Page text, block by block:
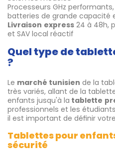
Processeurs GHz
batteries de grande capacité
Livraison express 24 à 48h,
et SAV local réactif
Quel type de
?
Le marché tunisien de la
très variés, allant de la
enfants jusqu'à la tablette
professionnels et les
il est important de définir
Tablettes pour
sécurité